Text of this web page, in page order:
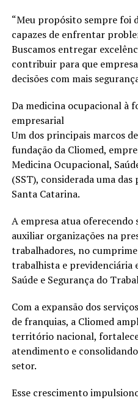
“Meu propósito sempre foi
capazes de enfrentar
Buscamos entregar
contribuir para que
decisões com mais
Da medicina ocupacional à
empresarial
Um dos principais marcos
fundação da Cliomed,
Medicina Ocupacional,
(SST), considerada uma
Santa Catarina.
A empresa atua oferecendo
auxiliar organizações na
trabalhadores, no
trabalhista e previdenciária
Saúde e Segurança do
Com a expansão dos
de franquias, a Cliomed
território nacional,
atendimento e
setor.
Esse crescimento